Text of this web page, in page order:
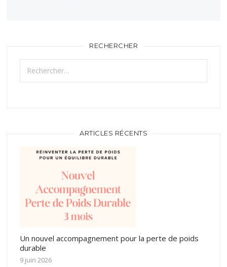
RECHERCHER
Rechercher :
ARTICLES RÉCENTS
Un nouvel accompagnement pour la perte de poids
durable
9 juin 2026